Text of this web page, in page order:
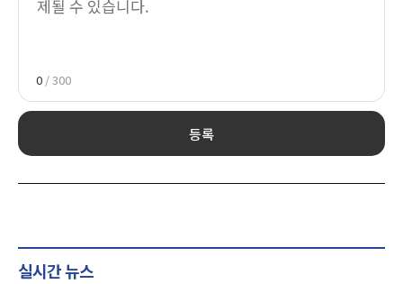
0 / 300
등록
실시간 뉴스